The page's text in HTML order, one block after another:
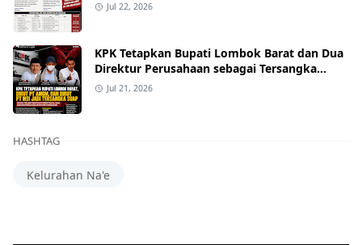
Jul 22, 2026
KPK Tetapkan Bupati Lombok Barat dan Dua
Direktur Perusahaan sebagai Tersangka
Dugaan Suap Proyek
Jul 21, 2026
HASHTAG
Kelurahan Na'e